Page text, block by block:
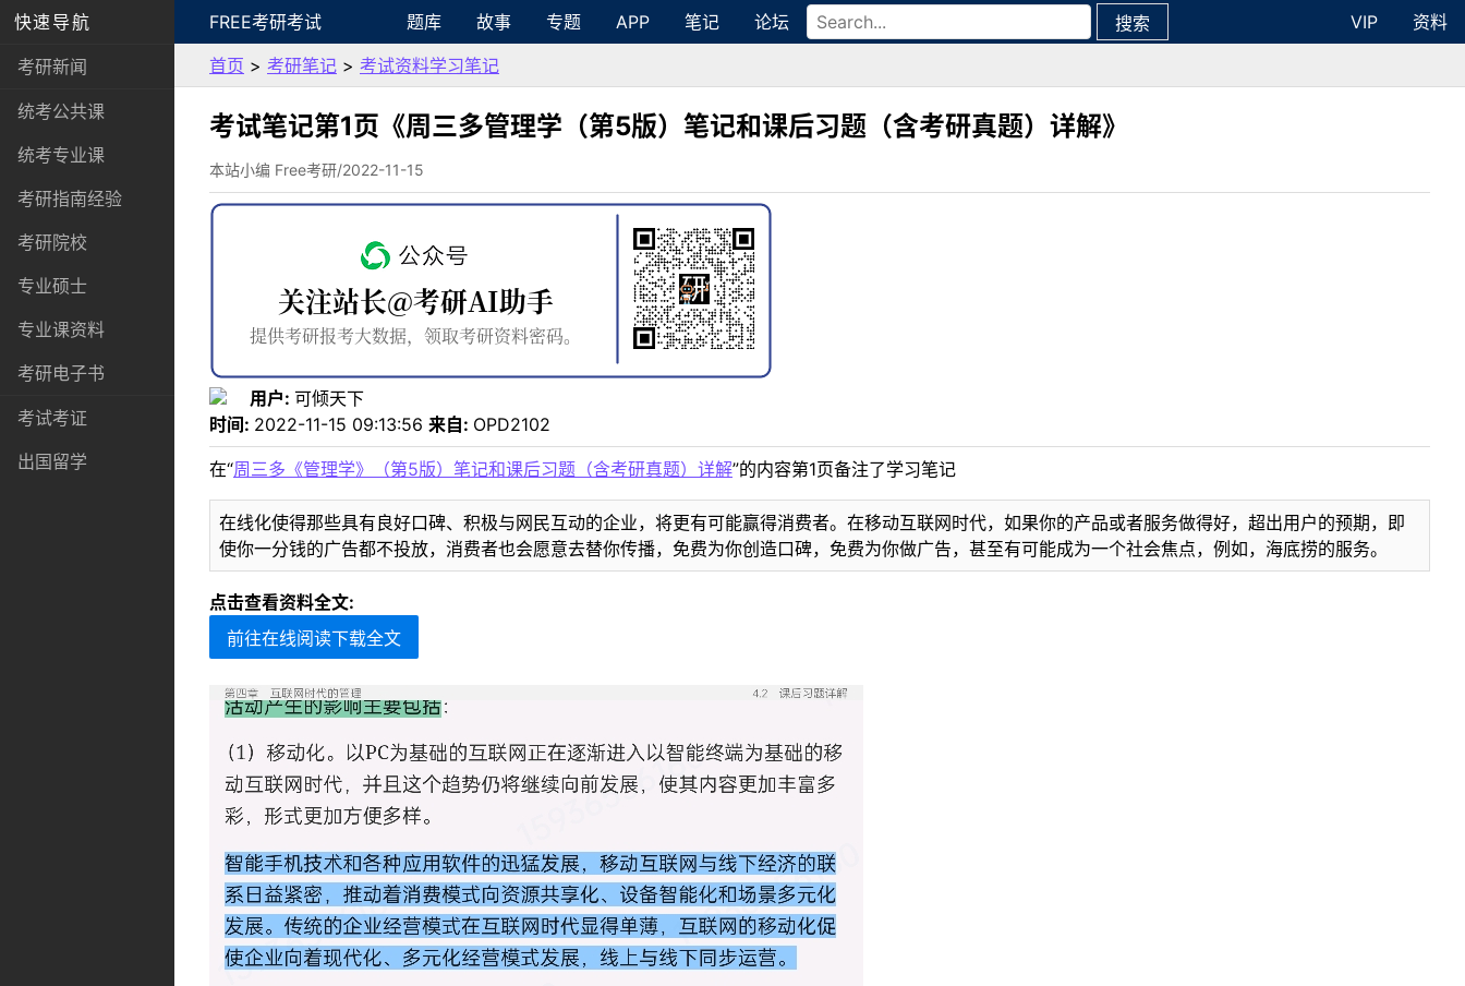
快速导航
考研新闻
统考公共课
统考专业课
考研指南经验
考研院校
专业硕士
专业课资料
考研电子书
考试考证
出国留学
FREE考研考试 题库 故事 专题 APP 笔记 论坛 搜索 VIP
资料
首页 > 考研笔记 > 考试资料学习笔记
考试笔记第1页《周三多管理学（第5版）笔记和课后习题（含考研真题）详解》
本站小编 Free考研/2022-11-15
用户: 可倾天下
时间: 2022-11-15 09:13:56 来自: OPD2102
在“周三多《管理学》（第5版）笔记和课后习题（含考研真题）详解”的内容第1页备注了学习笔记
在线化使得那些具有良好口碑、积极与网民互动的企业，将更有可能赢得消费者。在移动互联网时代，如果你的产品或者服务做得好，超出用户的预期，即
使你一分钱的广告都不投放，消费者也会愿意去替你传播，免费为你创造口碑，免费为你做广告，甚至有可能成为一个社会焦点，例如，海底捞的服务。
点击查看资料全文:
前往在线阅读下载全文